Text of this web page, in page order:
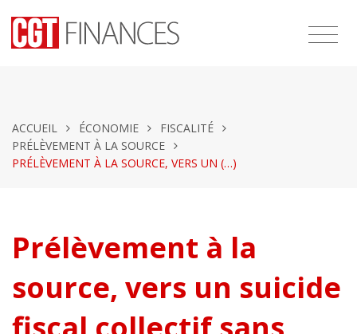
ACCUEIL ÉCONOMIE
FISCALITÉ
PRÉLÈVEMENT À LA SOURCE
PRÉLÈVEMENT À LA SOURCE, VERS UN (…)
Prélèvement à la
source, vers un suicide